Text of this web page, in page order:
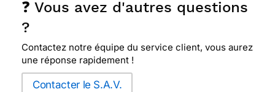
❓ Vous avez d'autres questions
?
Contactez notre équipe du service client, vous aurez
une réponse rapidement !
Contacter le S.A.V.